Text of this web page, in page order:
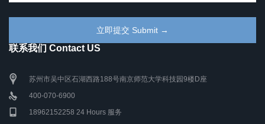
联系我们 Contact US
苏州市吴中区石湖西路188号南京师范大学科技园9楼D座
400-070-6900
18962152258 24 Hours 服务